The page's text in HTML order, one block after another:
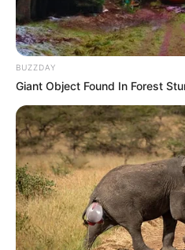
Pronostic PMU et
Tiercé Quinté du
PRIX DE LA VILLE
BUZZDAY
Giant Object Found In Forest